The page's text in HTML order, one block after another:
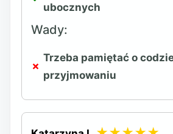
ubocznych
Wady:
Trzeba pamiętać o
przyjmowaniu